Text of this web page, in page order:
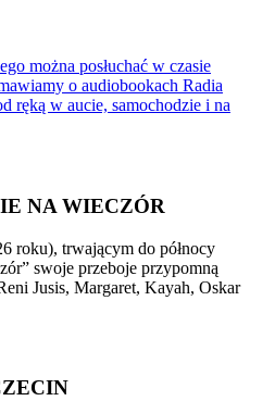
można posłuchać w czasie
o audiobookach Radia
ręką w aucie, samochodzie i na
NA WIECZÓR
roku), trwającym do północy
swoje przeboje przypomną
Jusis, Margaret, Kayah, Oskar